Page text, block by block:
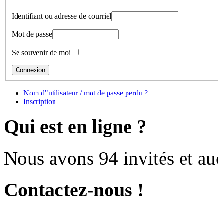
Identifiant ou adresse de courriel
Mot de passe
Se souvenir de moi
Nom d"utilisateur / mot de passe perdu ?
Inscription
Qui est en ligne ?
Nous avons 94 invités et
Contactez-nous !